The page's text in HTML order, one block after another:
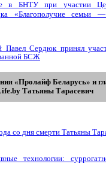
в БНТУ при участии
«Благополучие семьи —
Павел Сердюк принял
БСЖ
«Пролайф Беларусь» и
Tатьяны Tарасевич
со дня смерти Татьяны
технологии: